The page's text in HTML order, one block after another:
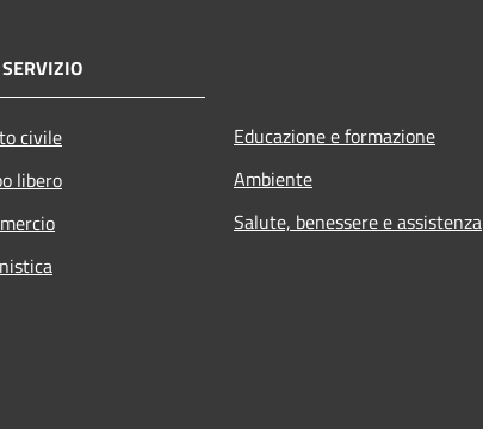
civile
libero
Educazione e formazione
Ambiente
Salute, benessere e assistenza